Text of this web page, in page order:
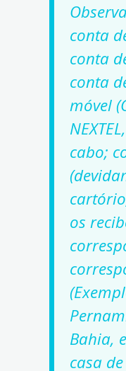
conta
conta
conta
móvel
cabo;
os
Bahia,
casa